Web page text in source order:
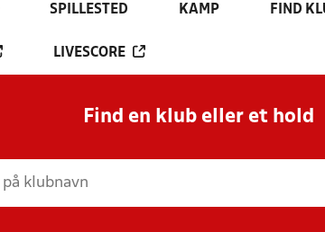
SPILLESTED KAMP FIND
LIVESCORE
Find en klub eller et hold